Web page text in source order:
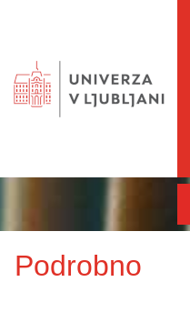
Podrobno